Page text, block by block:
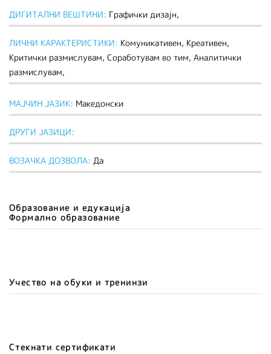
ДИГИТАЛНИ ВЕШТИНИ: Графички дизајн,
ЛИЧНИ КАРАКТЕРИСТИКИ: Комуникативен, Креативен,
Критички размислувам, Соработувам во тим, Аналитички
размислувам,
МАЈЧИН ЈАЗИК: Македонски
ДРУГИ ЈАЗИЦИ:
ВОЗАЧКА ДОЗВОЛА: Да
Образование и едукација
Формално образование
Учество на обуки и тренинзи
Стекнати сертификати